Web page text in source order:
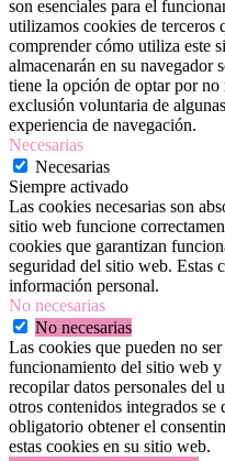
son esenciales para el
utilizamos cookies de terceros
comprender cómo utiliza este
almacenarán en su navegador
tiene la opción de optar por no
exclusión voluntaria de
experiencia de navegación.
Necesarias
Necesarias
Siempre activado
Las cookies necesarias son
sitio web funcione
cookies que garantizan
seguridad del sitio web. Estas
información personal.
No necesarias
No necesarias
Las cookies que pueden no
funcionamiento del sitio web y
recopilar datos personales del
otros contenidos integrados se
obligatorio obtener el
estas cookies en su sitio web.